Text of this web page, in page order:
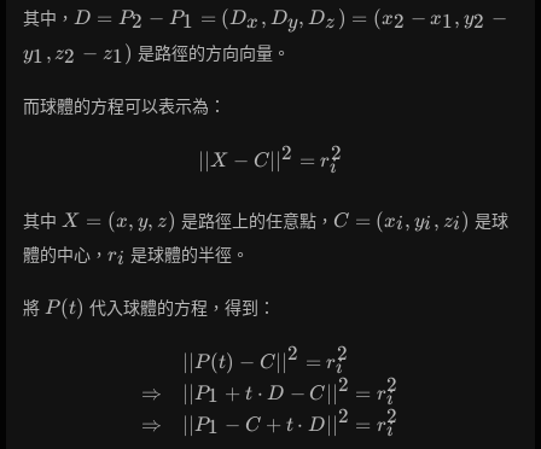
其中， D =
P_1
(D_x,
(x_2
- x_1,
y_2 -
z_2 -
z_1)
D = P2 − P1 = (Dx , Dy, Dz ) = (x2 − x1, y2 −
y1 , z2 − z1) 是路徑的方向向量。
而球體的方程可以表示為：
||X - C||^2 = r_i^2
∣X − C 2 = ri
2
其中 X
(x,
z)
X = (x, y, z) 是路徑上的任意點， C =
C = (xi, yi , zi) 是球
體的中心， r_i
ri 是球體的半徑。
將 P(t)
P(t) 代入球體的方程，得到：
\begin{aligned} &||P(t) -
⇒
⇒
∣ ∣P(t) − C∣ ∣2 = ri
2
∣ ∣P1 + t ⋅ D − C ∣ ∣2 = ri
2
∣ ∣P1 − C + t ⋅ D∣ ∣2 = ri
2